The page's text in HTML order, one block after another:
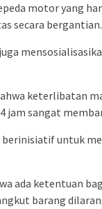
motor yang
secara bergantian.
keterlibatan
jam sangat
untuk
ada ketentuan
barang